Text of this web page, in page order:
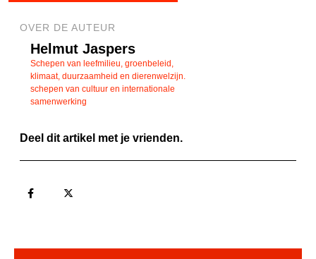
OVER DE AUTEUR
Helmut Jaspers
Schepen van leefmilieu, groenbeleid,
klimaat, duurzaamheid en dierenwelzijn.
schepen van cultuur en internationale
samenwerking
Deel dit artikel met je vrienden.